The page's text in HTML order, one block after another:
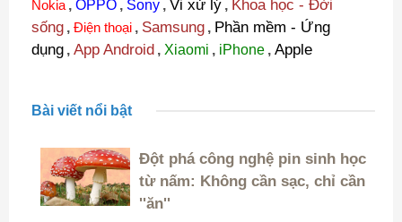
Nokia , OPPO , Sony , Vi xử lý , Khoa học - Đời
sống , Điện thoại , Samsung , Phần mềm - Ứng
dụng , App Android , Xiaomi , iPhone , Apple
Bài viết nổi bật
Đột phá công nghệ pin sinh học
từ nấm: Không cần sạc, chỉ cần
''ăn''